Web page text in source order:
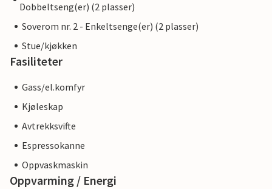
Dobbeltseng(er) (2 plasser)
Soverom nr. 2 - Enkeltsenge(er) (2 plasser)
Stue/kjøkken
Fasiliteter
Gass/el.komfyr
Kjøleskap
Avtrekksvifte
Espressokanne
Oppvaskmaskin
Oppvarming / Energi